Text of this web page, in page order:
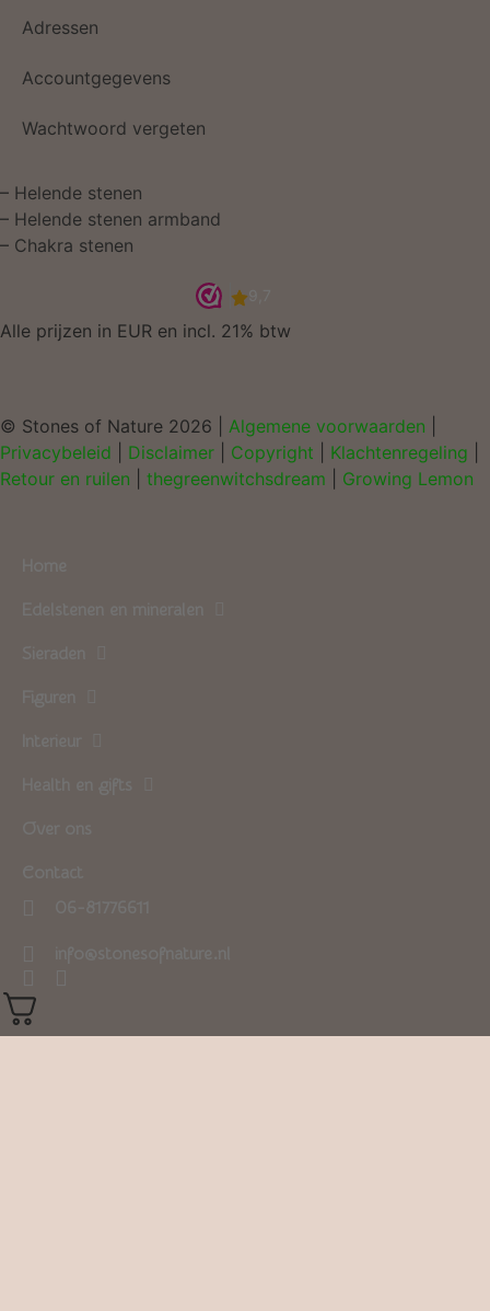
Adressen
Accountgegevens
Wachtwoord vergeten
– Helende stenen
– Helende stenen armband
– Chakra stenen
Alle prijzen in EUR en incl. 21% btw
© Stones of Nature 2026 | Algemene voorwaarden
Privacybeleid
Disclaimer Copyright Klachtenregeling
Retour en ruilen
thegreenwitchsdream Growing Lemon